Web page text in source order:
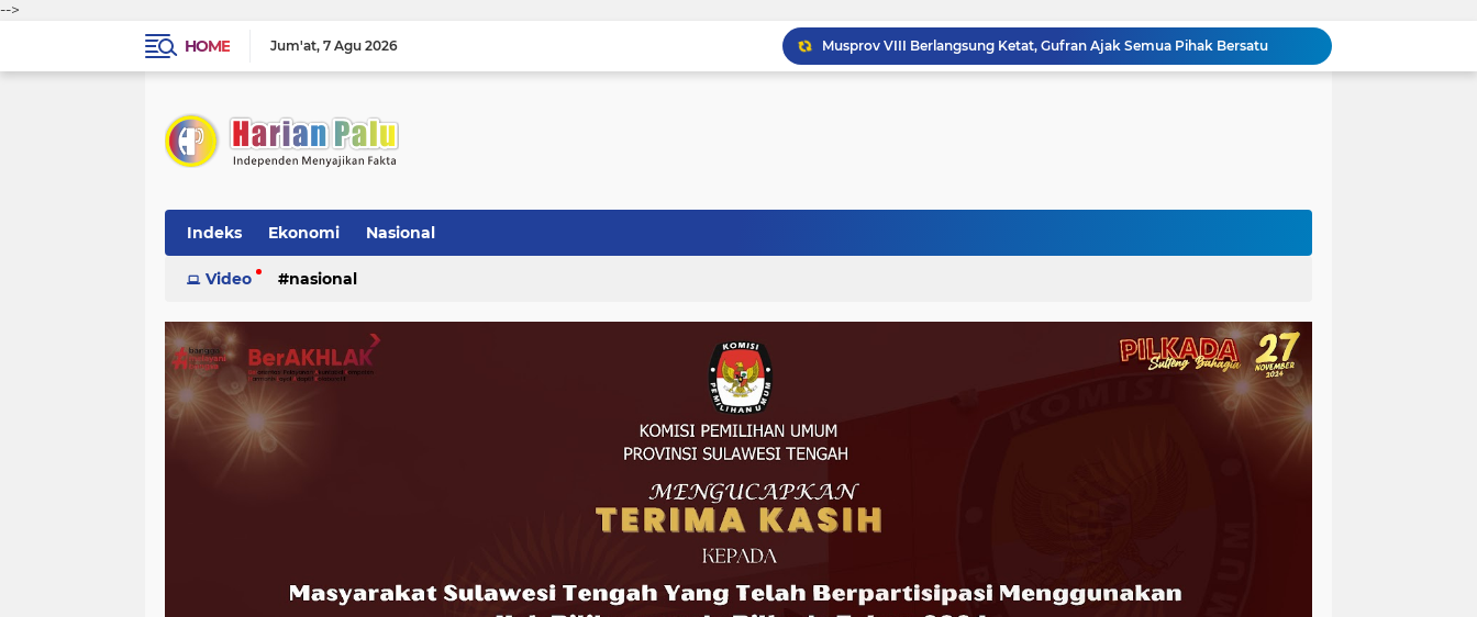
-->
HOME
Jum'at 7 Agu 2026
Musprov VIII Berlangsung Ketat, Gufran Ajak Semua Pihak Bersatu
Razia Gabungan di Lapas Parigi, 12 WBP Positif Narkoba dan 7 Handphone Disita
Kejati Sulteng Geledah Kantor UPP Kolonodale, Sita Dokumen dan Barang Bukti Elektronik Kasus Nikel PT. Cocoman
Indeks Ekonomi Nasional
Video nasional